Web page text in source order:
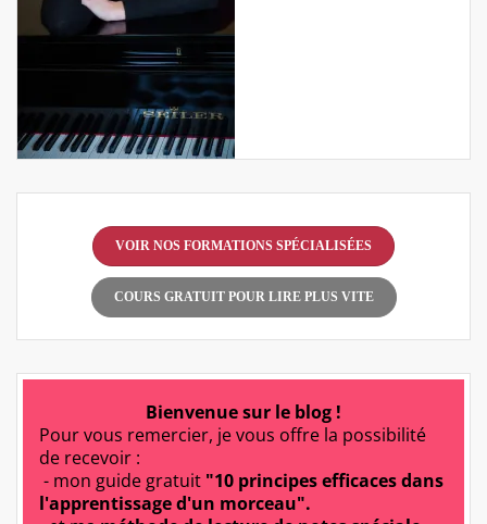
VOIR NOS FORMATIONS SPÉCIALISÉES
COURS GRATUIT POUR LIRE PLUS VITE